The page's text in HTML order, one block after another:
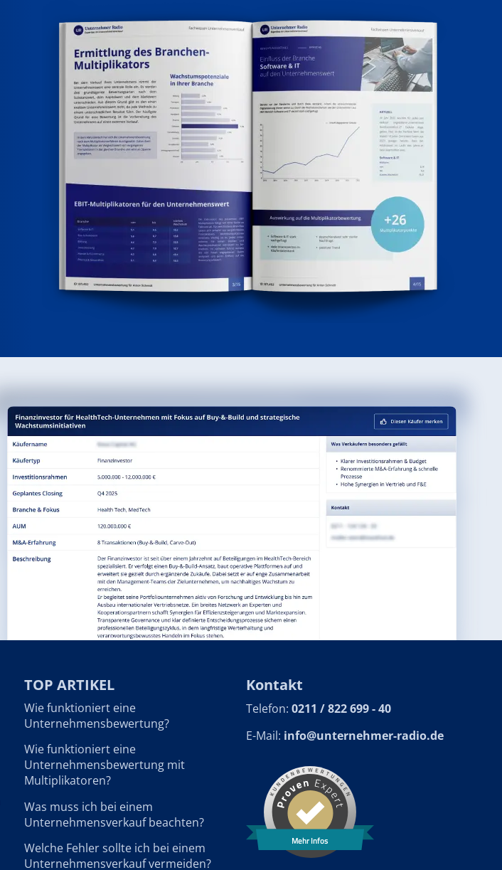
TOP ARTIKEL
Wie funktioniert eine
Unternehmensbewertung?
Wie funktioniert eine
Unternehmensbewertung mit
Multiplikatoren?
Was muss ich bei einem
Unternehmensverkauf beachten?
Welche Fehler sollte ich bei einem
Unternehmensverkauf vermeiden?
Kontakt
Telefon: 0211 / 822 699 - 40
E-Mail: info@unternehmer-radio.de
Mehr Infos